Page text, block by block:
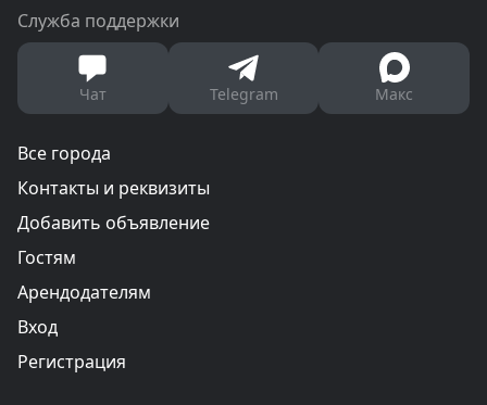
Служба поддержки
Чат Telegram Макс
Все города
Контакты и реквизиты
Добавить объявление
Гостям
Арендодателям
Вход
Регистрация